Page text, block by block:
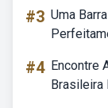
#3 Uma
#4 Encontre
Brasileira